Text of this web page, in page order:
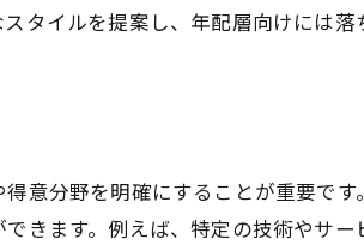
ためのコミュニケーション
した集客法
ポイント
タイルを提案し、年配層向けには
意分野を明確にすることが重要で
きます。例えば、特定の技術やサ